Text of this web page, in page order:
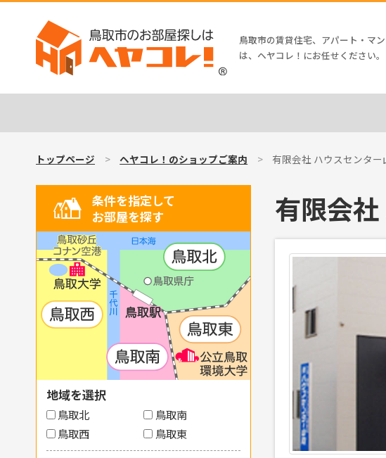
鳥取市の賃貸住宅、アパート・マ
は、ヘヤコレ！にお任せください。
トップページ ヘヤコレ！のショップご案内 有限会社 ハウスセンター
有限会
条件を指定して
お部屋を探す
地域を選択
鳥取北
鳥取南
鳥取西
鳥取東